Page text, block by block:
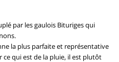
par les gaulois Bituriges qui
la plus parfaite et représentative
ce qui est de la pluie, il est plutôt